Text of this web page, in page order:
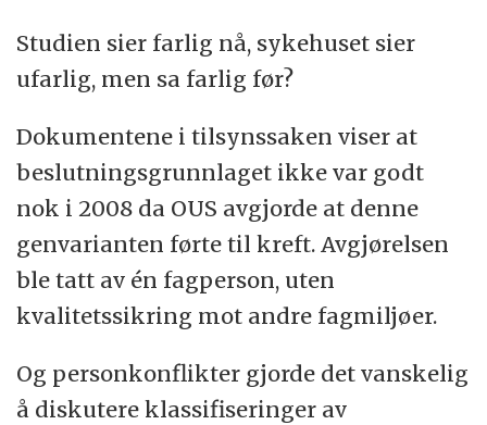
Studien sier farlig nå, sykehuset sier
ufarlig, men sa farlig før?
Dokumentene i tilsynssaken viser at
beslutningsgrunnlaget ikke var godt
nok i 2008 da OUS avgjorde at denne
genvarianten førte til kreft. Avgjørelsen
ble tatt av én fagperson, uten
kvalitetssikring mot andre fagmiljøer.
Og personkonflikter gjorde det vanskelig
å diskutere klassifiseringer av